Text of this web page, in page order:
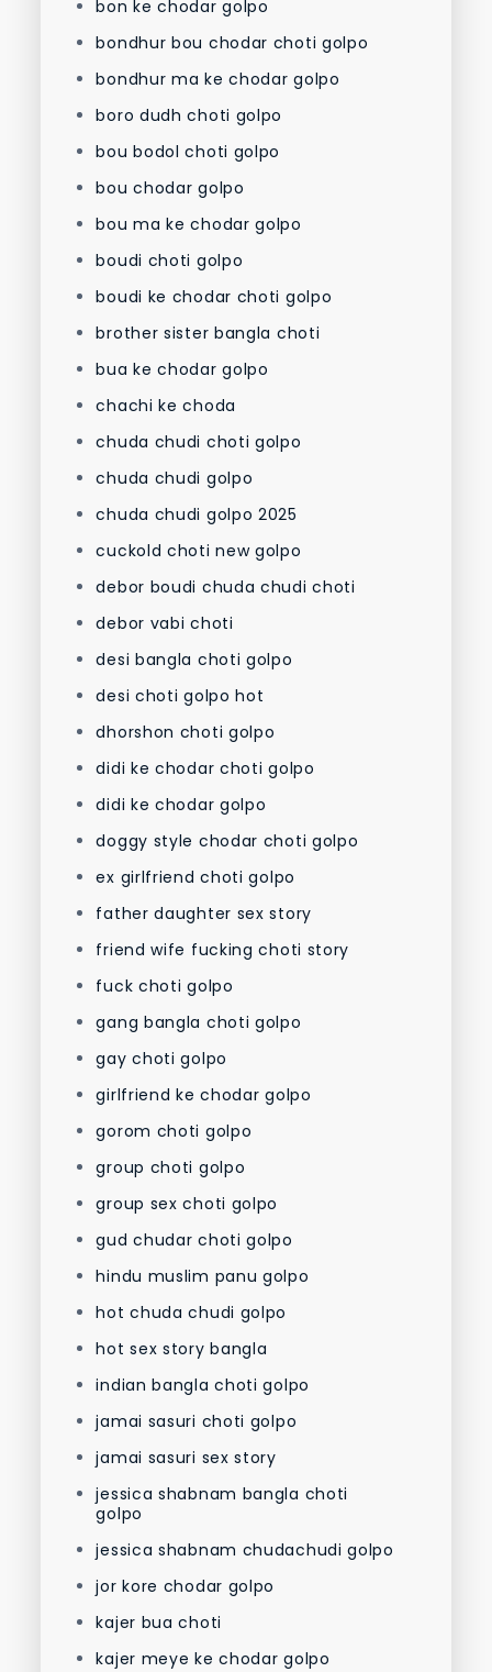
bon ke chodar golpo
bondhur bou chodar choti golpo
bondhur ma ke chodar golpo
boro dudh choti golpo
bou bodol choti golpo
bou chodar golpo
bou ma ke chodar golpo
boudi choti golpo
boudi ke chodar choti golpo
brother sister bangla choti
bua ke chodar golpo
chachi ke choda
chuda chudi choti golpo
chuda chudi golpo
chuda chudi golpo 2025
cuckold choti new golpo
debor boudi chuda chudi choti
debor vabi choti
desi bangla choti golpo
desi choti golpo hot
dhorshon choti golpo
didi ke chodar choti golpo
didi ke chodar golpo
doggy style chodar choti golpo
ex girlfriend choti golpo
father daughter sex story
friend wife fucking choti story
fuck choti golpo
gang bangla choti golpo
gay choti golpo
girlfriend ke chodar golpo
gorom choti golpo
group choti golpo
group sex choti golpo
gud chudar choti golpo
hindu muslim panu golpo
hot chuda chudi golpo
hot sex story bangla
indian bangla choti golpo
jamai sasuri choti golpo
jamai sasuri sex story
jessica shabnam bangla choti
golpo
jessica shabnam chudachudi golpo
jor kore chodar golpo
kajer bua choti
kajer meye ke chodar golpo